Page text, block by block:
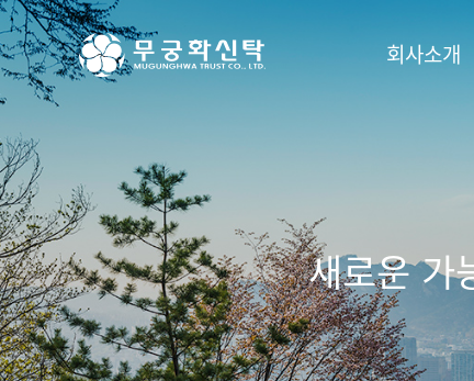
주
메
뉴
바
로
가
기
본
문
바
로
가
기
하
단
메
뉴
바
로
가
기
회사소개
· 비전 2030
·계열사 등
공시자료
회사소식
새로운 가